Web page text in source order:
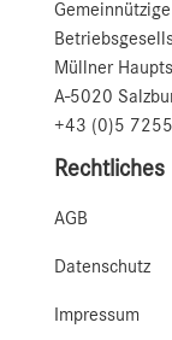
Müllner
A-5020
+43 (0)5
Rechtliches
AGB
Datenschutz
Impressum